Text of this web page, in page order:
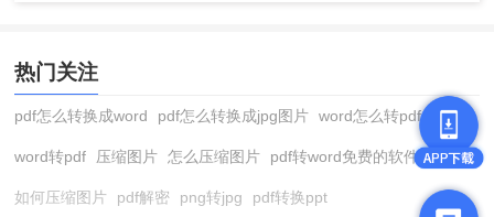
热门关注
pdf怎么转换成word pdf怎么转换成jpg图片 word怎么转pdf
word转pdf 压缩图片 怎么压缩图片 pdf转word免费的软件
如何压缩图片 pdf解密 png转jpg pdf转换ppt